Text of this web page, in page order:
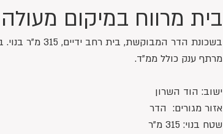
בית מרווח במיקום מעולה
בשכונת הדר המבוקשת, בית רחב ידיים, 315 מ"ר בנוי. במרחק הליכה מכל מה שחשוב..
מרתף ענק כולל ממ"ד.
ישוב: הוד השרון
אזור מגורים:  הדר
שטח בנוי: 315 מ"ר